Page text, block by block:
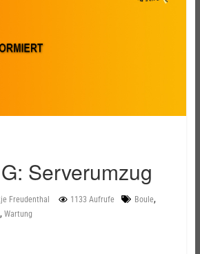
Serverumzug
Freudenthal 1133 Aufrufe Boule,
, Wartung